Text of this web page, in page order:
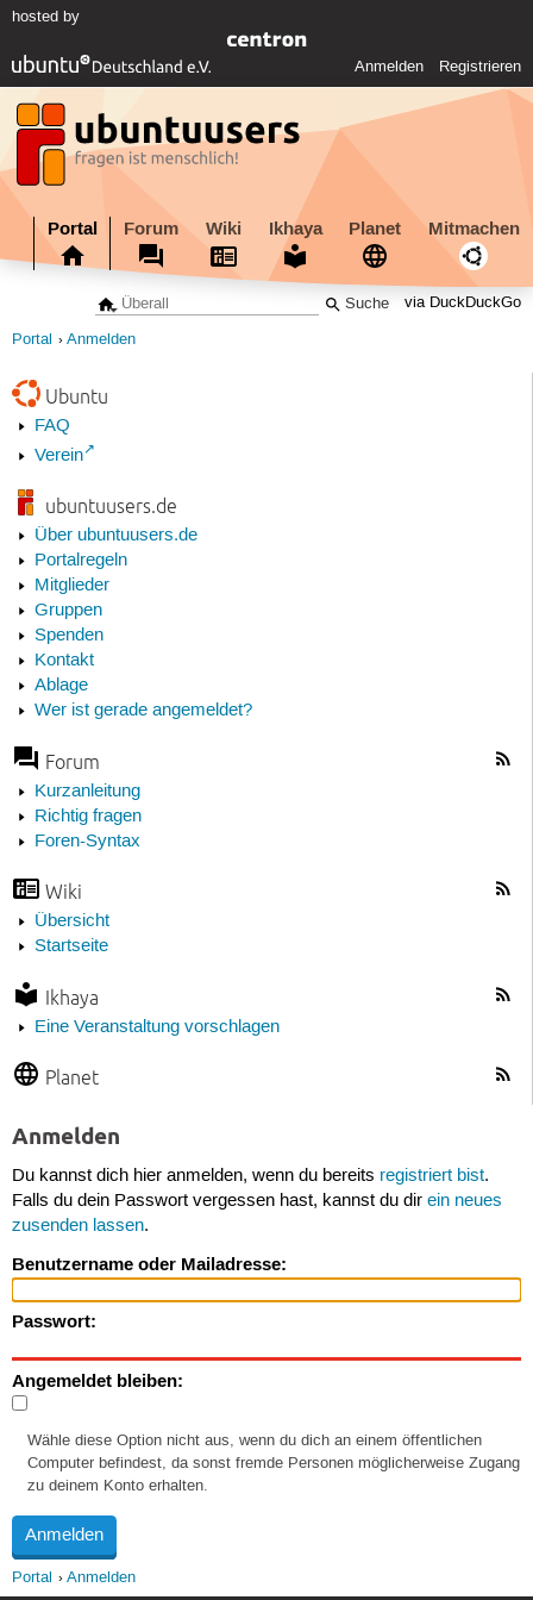
hosted by
Anmelden Registrieren
Portal Forum Wiki Ikhaya Planet Mitmachen
via DuckDuckGo
Portal Anmelden
Ubuntu
FAQ
Verein
ubuntuusers.de
Über ubuntuusers.de
Portalregeln
Mitglieder
Gruppen
Spenden
Kontakt
Ablage
Wer ist gerade angemeldet?
Forum
Kurzanleitung
Richtig fragen
Foren-Syntax
Wiki
Übersicht
Startseite
Ikhaya
Eine Veranstaltung vorschlagen
Planet
Anmelden
Du kannst dich hier anmelden, wenn du bereits registriert bist.
Falls du dein Passwort vergessen hast, kannst du dir ein neues
zusenden lassen.
Benutzername oder Mailadresse:
Passwort:
Angemeldet bleiben:
Wähle diese Option nicht aus, wenn du dich an einem öffentlichen
Computer befindest, da sonst fremde Personen möglicherweise Zugang
zu deinem Konto erhalten.
Portal Anmelden